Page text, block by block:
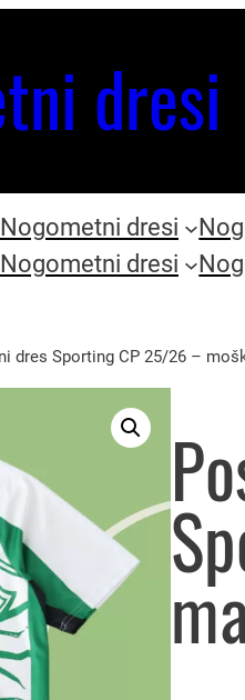
dresi
dresi
dresi
dres Sporting CP 25/26 –